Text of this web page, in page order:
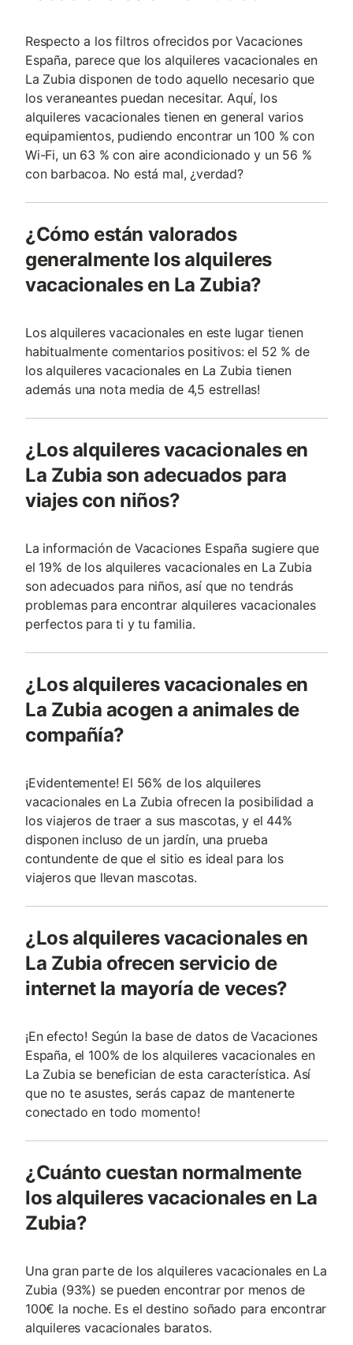
Respecto a los filtros ofrecidos por Vacaciones
España, parece que los alquileres vacacionales en
La Zubia disponen de todo aquello necesario que
los veraneantes puedan necesitar. Aquí, los
alquileres vacacionales tienen en general varios
equipamientos, pudiendo encontrar un 100 % con
Wi-Fi, un 63 % con aire acondicionado y un 56 %
con barbacoa. No está mal, ¿verdad?
¿Cómo están valorados
generalmente los alquileres
vacacionales en La Zubia?
Los alquileres vacacionales en este lugar tienen
habitualmente comentarios positivos: el 52 % de
los alquileres vacacionales en La Zubia tienen
además una nota media de 4,5 estrellas!
¿Los alquileres vacacionales en
La Zubia son adecuados para
viajes con niños?
La información de Vacaciones España sugiere que
el 19% de los alquileres vacacionales en La Zubia
son adecuados para niños, así que no tendrás
problemas para encontrar alquileres vacacionales
perfectos para ti y tu familia.
¿Los alquileres vacacionales en
La Zubia acogen a animales de
compañía?
¡Evidentemente! El 56% de los alquileres
vacacionales en La Zubia ofrecen la posibilidad a
los viajeros de traer a sus mascotas, y el 44%
disponen incluso de un jardín, una prueba
contundente de que el sitio es ideal para los
viajeros que llevan mascotas.
¿Los alquileres vacacionales en
La Zubia ofrecen servicio de
internet la mayoría de veces?
¡En efecto! Según la base de datos de Vacaciones
España, el 100% de los alquileres vacacionales en
La Zubia se benefician de esta característica. Así
que no te asustes, serás capaz de mantenerte
conectado en todo momento!
¿Cuánto cuestan normalmente
los alquileres vacacionales en La
Zubia?
Una gran parte de los alquileres vacacionales en La
Zubia (93%) se pueden encontrar por menos de
100€ la noche. Es el destino soñado para encontrar
alquileres vacacionales baratos.